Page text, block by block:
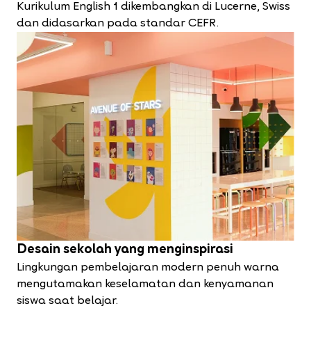
Kurikulum English 1 dikembangkan di Lucerne, Swiss
dan didasarkan pada standar CEFR.
Desain sekolah yang menginspirasi
Lingkungan pembelajaran modern penuh warna
mengutamakan keselamatan dan kenyamanan
siswa saat belajar.